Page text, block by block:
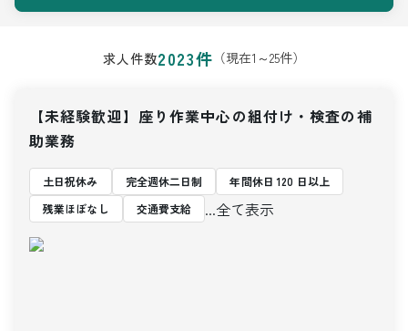
求人件数2023件 （現在1 ～25件）
【未経験歓迎】座り作業中心の組付け・検査の補
助業務
土日祝休み 完全週休二日制
年間休日 120 日以上
残業ほぼなし
交通費支給 ...全て表示